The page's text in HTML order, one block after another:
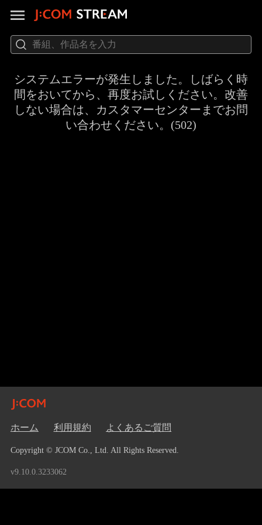
システムエラーが発生しました。しばらく時
間をおいてから、再度お試しください。改善
しない場合は、カスタマーセンターまでお問
い合わせください。(502)
ホーム 利用規約 よくあるご質問
Copyright © JCOM Co., Ltd. All Rights Reserved.
v9.10.0.3233062